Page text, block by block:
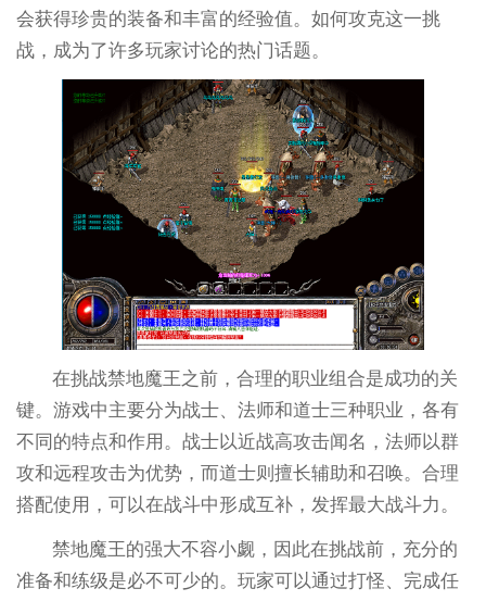
会获得珍贵的装备和丰富的经验值。如何攻克这一挑
战，成为了许多玩家讨论的热门话题。
在挑战禁地魔王之前，合理的职业组合是成功的关
键。游戏中主要分为战士、法师和道士三种职业，各有
不同的特点和作用。战士以近战高攻击闻名，法师以群
攻和远程攻击为优势，而道士则擅长辅助和召唤。合理
搭配使用，可以在战斗中形成互补，发挥最大战斗力。
禁地魔王的强大不容小觑，因此在挑战前，充分的
准备和练级是必不可少的。玩家可以通过打怪、完成任